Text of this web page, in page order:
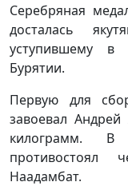
Серебряная
досталась
уступившему в
Бурятии.
Первую для
завоевал
килограмм. В
противостоял
Наадамбат.